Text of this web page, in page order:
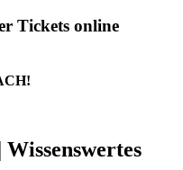
Tickets online
Wissenswertes